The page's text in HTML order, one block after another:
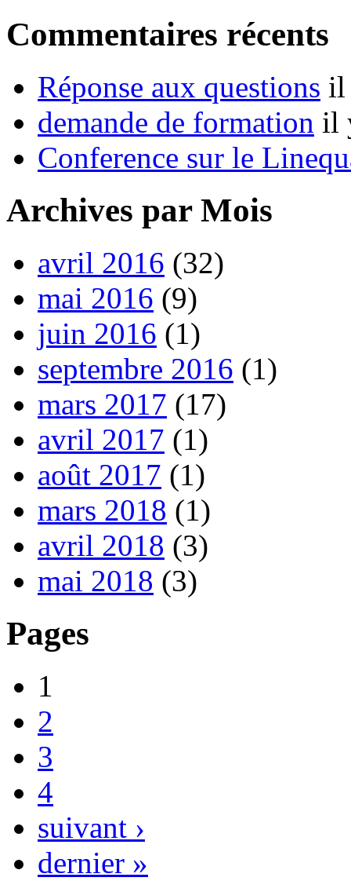
Commentaires récents
Réponse aux questions il
demande de formation il
Conference sur le
Archives par Mois
avril 2016 (32)
mai 2016 (9)
juin 2016 (1)
septembre 2016 (1)
mars 2017 (17)
avril 2017 (1)
août 2017 (1)
mars 2018 (1)
avril 2018 (3)
mai 2018 (3)
Pages
1
2
3
4
suivant ›
dernier »